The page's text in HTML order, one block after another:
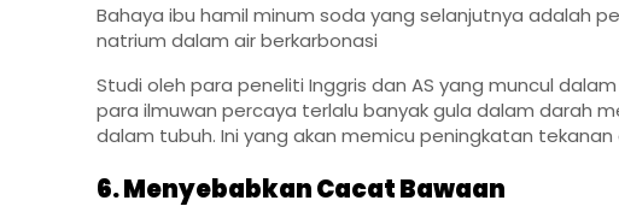
Bahaya ibu hamil minum soda yang selanjutnya adalah
natrium dalam air berkarbonasi
Studi oleh para peneliti Inggris dan AS yang muncul
para ilmuwan percaya terlalu banyak gula dalam darah
dalam tubuh. Ini yang akan memicu peningkatan tekanan
6. Menyebabkan Cacat Bawaan